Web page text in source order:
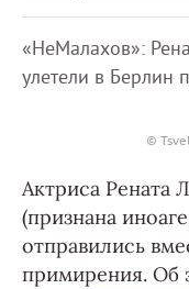
«НеМалахов»:
улетели в Берлин
©
Актриса Рената
(признана
отправились
примирения. Об